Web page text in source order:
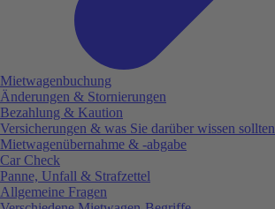
Mietwagenbuchung
Änderungen & Stornierungen
Bezahlung & Kaution
Versicherungen & was Sie darüber wissen sollten
Mietwagenübernahme & -abgabe
Car Check
Panne, Unfall & Strafzettel
Allgemeine Fragen